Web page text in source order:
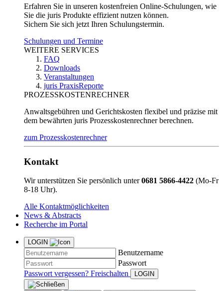
Erfahren Sie in unseren kostenfreien Online-Schulungen, wie
Sie die juris Produkte effizient nutzen können.
Sichern Sie sich jetzt Ihren Schulungstermin.
Schulungen und Termine
WEITERE SERVICES
FAQ
Downloads
Veranstaltungen
juris PraxisReporte
PROZESSKOSTENRECHNER
Anwaltsgebühren und Gerichtskosten flexibel und präzise mit
dem bewährten juris Prozesskostenrechner berechnen.
zum Prozesskostenrechner
Kontakt
Wir unterstützen Sie persönlich unter0681 5866-4422 (Mo-Fr
8-18 Uhr).
Alle Kontaktmöglichkeiten
News & Abstracts
Recherche im Portal
LOGIN
Benutzername
Passwort
Passwort vergessen? Freischalten